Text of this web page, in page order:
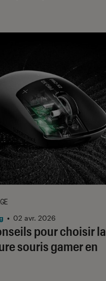
pour choisir la
souris gamer en
• 02 avr. 2026